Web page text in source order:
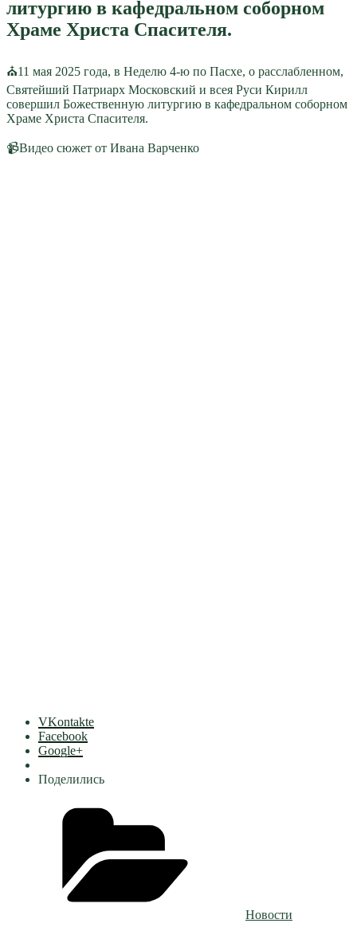
литургию в кафедральном соборном
Храме Христа Спасителя.
⛪11 мая 2025 года, в Неделю 4-ю по Пасхе, о расслабленном,
Святейший Патриарх Московский и всея Руси Кирилл
совершил Божественную литургию в кафедральном соборном
Храме Христа Спасителя.
📹Видео сюжет от Ивана Варченко
VKontakte
Facebook
Google+
Поделились
Новости